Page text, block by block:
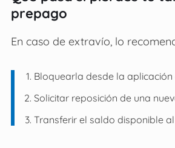
prepago
En caso de extravío, lo
Bloquearla desde la
Solicitar reposición de una
Transferir el saldo disponible